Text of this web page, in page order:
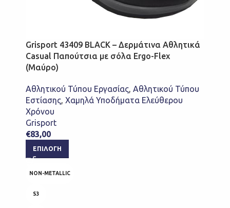
Grisport 43409 BLACK – Δερμάτινα Αθλητικά
Casual Παπούτσια με σόλα Ergo-Flex
(Μαύρο)
Αθλητικού Τύπου Εργασίας, Αθλητικού Τύπου
Εστίασης, Χαμηλά Υποδήματα Ελεύθερου
Χρόνου
Grisport
€83,00
ΕΠΙΛΟΓΉ
NON-METALLIC
S3